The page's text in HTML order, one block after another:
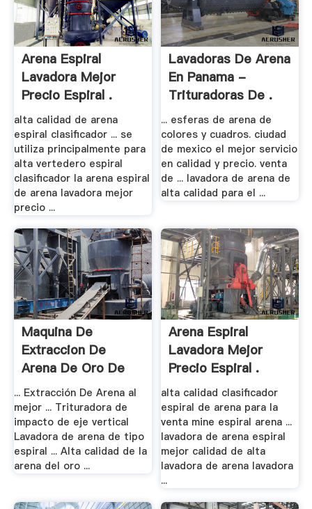
Arena Espiral
Lavadora Mejor
Precio Espiral .
alta calidad de arena
espiral clasificador ... se
utiliza principalmente para
alta vertedero espiral
clasificador la arena espiral
de arena lavadora mejor
precio ...
Lavadoras De Arena
En Panama -
Trituradoras De .
... esferas de arena de
colores y cuadros. ciudad
de mexico el mejor servicio
en calidad y precio. venta
de ... lavadora de arena de
alta calidad para el ...
Maquina De
Extraccion De
Arena De Oro De
Alta .
... Extracción De Arena al
mejor ... Trituradora de
impacto de eje vertical
Lavadora de arena de tipo
espiral ... Alta calidad de la
arena del oro ...
Arena Espiral
Lavadora Mejor
Precio Espiral .
alta calidad clasificador
espiral de arena para la
venta mine espiral arena ...
lavadora de arena espiral
mejor calidad de alta
lavadora de arena lavadora
...